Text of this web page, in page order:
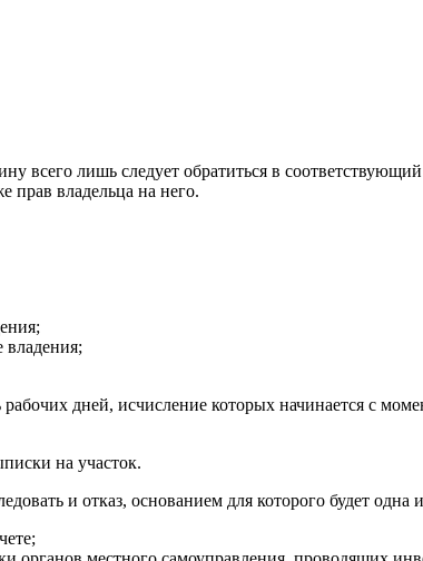
всего лишь следует обратиться в
прав владельца на него.
владения;
дней, исчисление которых начинается с
на участок.
и отказ, основанием для которого будет одна